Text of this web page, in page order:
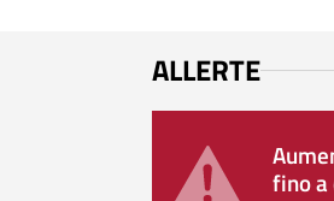
ALLERTE
fino a